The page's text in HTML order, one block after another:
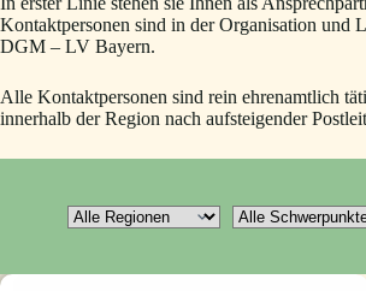
Kontaktpersonen sind in der Organisation und
DGM – LV Bayern.
Alle Kontaktpersonen sind rein ehrenamtlich
innerhalb der Region nach aufsteigender